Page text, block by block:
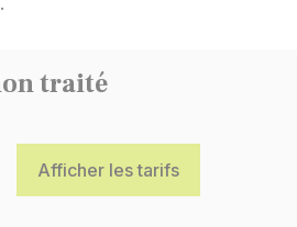
traité
Afficher les tarifs